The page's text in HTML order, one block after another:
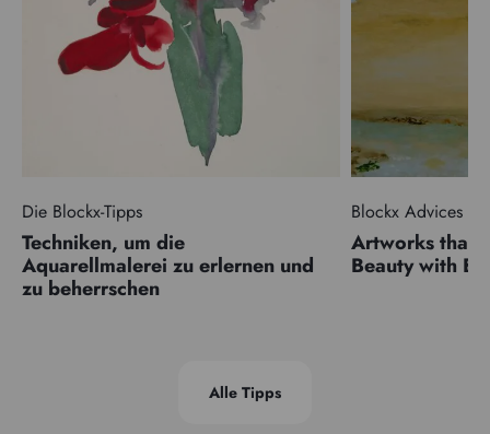
Die Blockx-Tipps
Techniken, um die
Aquarellmalerei zu erlernen und
zu beherrschen
Blockx Advices
Artworks that
Beauty with
Alle Tipps